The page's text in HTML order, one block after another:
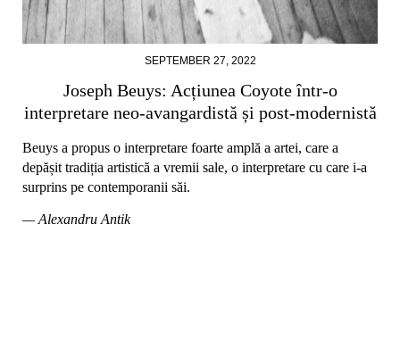
SEPTEMBER 27, 2022
Joseph Beuys: Acțiunea Coyote într-o
interpretare neo-avangardistă și post-modernistă
Beuys a propus o interpretare foarte amplă a artei, care a
depășit tradiția artistică a vremii sale, o interpretare cu care i-a
surprins pe contemporanii săi.
— Alexandru Antik